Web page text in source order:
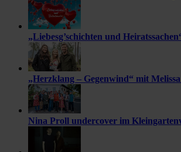
„Liebesg’schichten und
„Herzklang – Gegenwind“ mit
Nina Proll undercover im